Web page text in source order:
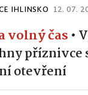
IHLINSKO 12. 07.
volný čas •
příznivce
otevření